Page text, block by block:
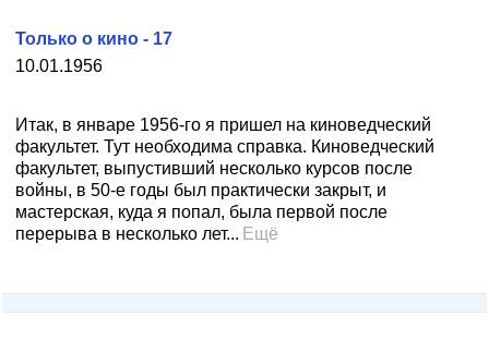
10.01.1956
Только о кино - 17
Итак, в январе 1956-го я пришел на киноведческий
факультет. Тут необходима справка. Киноведческий
факультет, выпустивший несколько курсов после
войны, в 50-е годы был практически закрыт, и
мастерская, куда я попал, была первой после
перерыва в несколько лет... Ещё